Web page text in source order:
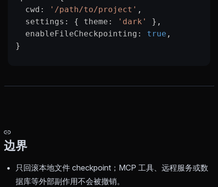
  cwd
: '/path/to/project' ,
  settings
: { theme : 'dark'
},
  enableFileCheckpointing
: true ,
}
边界
只回滚本地文件 checkpoint；MCP 工具、远程服务或数
据库等外部副作用不会被撤销。